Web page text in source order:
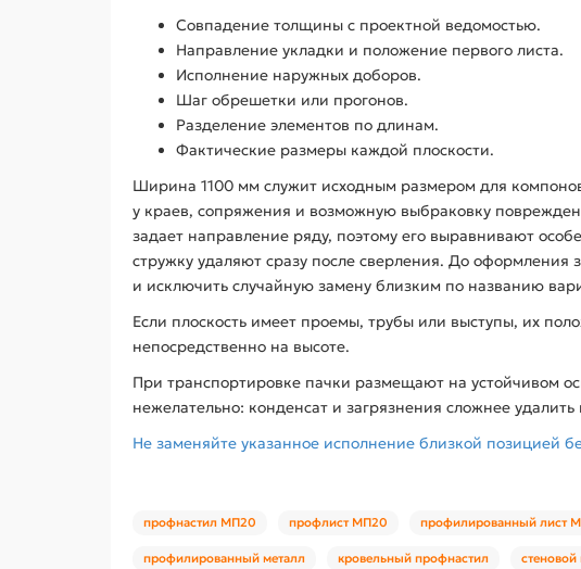
Совпадение толщины с проектной ведомостью.
Направление укладки и положение первого листа.
Исполнение наружных доборов.
Шаг обрешетки или прогонов.
Разделение элементов по длинам.
Фактические размеры каждой плоскости.
Ширина 1100 мм служит исходным размером для
у краев, сопряжения и возможную выбраковку
задает направление ряду, поэтому его выравнивают
стружку удаляют сразу после сверления. До
и исключить случайную замену близким по названию
Если плоскость имеет проемы, трубы или выступы, их
непосредственно на высоте.
При транспортировке пачки размещают на устойчивом
нежелательно: конденсат и загрязнения сложнее удалить
Не заменяйте указанное исполнение близкой позицией
профнастил МП20 профлист МП20 профилированный лист
профилированный металл кровельный профнастил